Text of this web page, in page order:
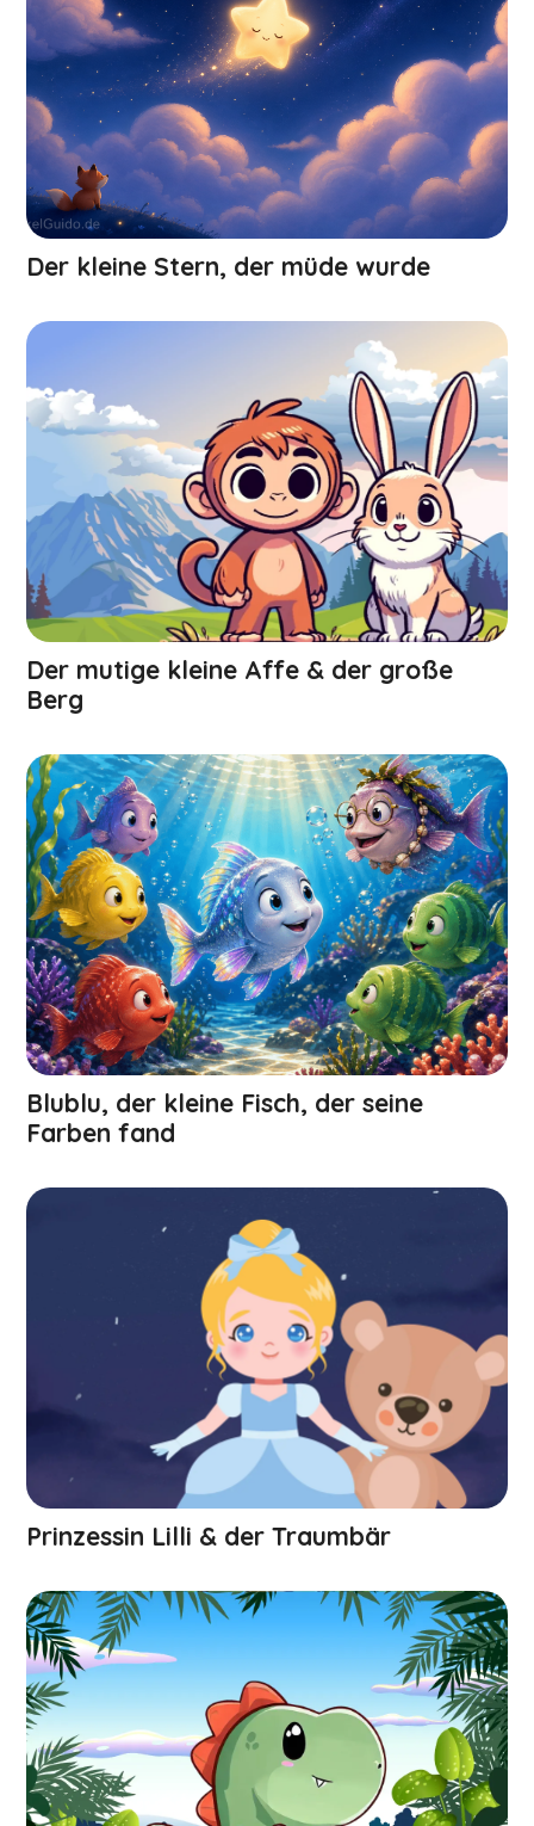
Der kleine Stern, der müde wurde
Der mutige kleine Affe & der große
Berg
Blublu, der kleine Fisch, der seine
Farben fand
Prinzessin Lilli & der Traumbär